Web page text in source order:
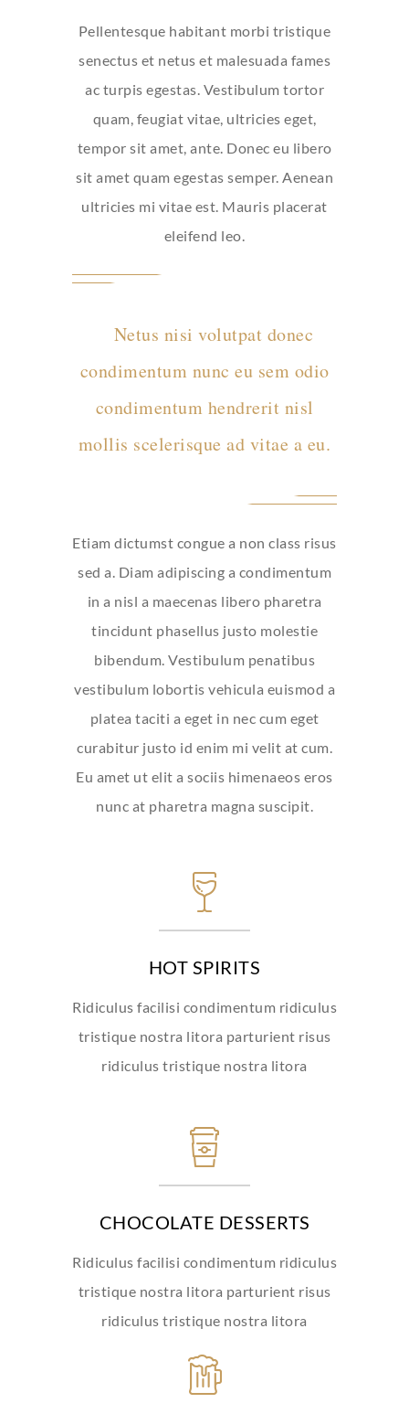
Pellentesque habitant morbi tristique
senectus et netus et malesuada fames
ac turpis egestas. Vestibulum tortor
quam, feugiat vitae, ultricies eget,
tempor sit amet, ante. Donec eu libero
sit amet quam egestas semper. Aenean
ultricies mi vitae est. Mauris placerat
eleifend leo.
Netus nisi volutpat donec
condimentum nunc eu sem odio
condimentum hendrerit nisl
mollis scelerisque ad vitae a eu.
Etiam dictumst congue a non class risus
sed a. Diam adipiscing a condimentum
in a nisl a maecenas libero pharetra
tincidunt phasellus justo molestie
bibendum. Vestibulum penatibus
vestibulum lobortis vehicula euismod a
platea taciti a eget in nec cum eget
curabitur justo id enim mi velit at cum.
Eu amet ut elit a sociis himenaeos eros
nunc at pharetra magna suscipit.
HOT SPIRITS
Ridiculus facilisi condimentum ridiculus
tristique nostra litora parturient risus
ridiculus tristique nostra litora
CHOCOLATE DESSERTS
Ridiculus facilisi condimentum ridiculus
tristique nostra litora parturient risus
ridiculus tristique nostra litora